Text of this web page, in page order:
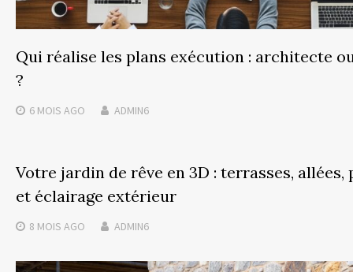
Qui réalise les plans exécution : architecte
?
6 MOIS AGO ADMIN6
Votre jardin de rêve en 3D : terrasses,
et éclairage extérieur
8 MOIS AGO ADMIN6